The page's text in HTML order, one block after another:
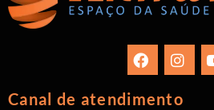
Canal de atendimento